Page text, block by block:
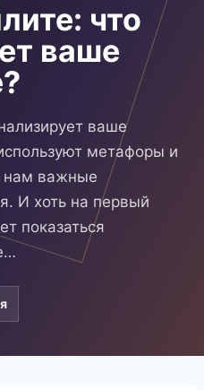
что
ваше
ваше
метафоры и
нам важные
И хоть на первый
показаться